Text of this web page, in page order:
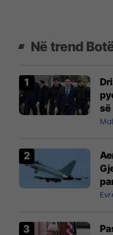
Në trend
së